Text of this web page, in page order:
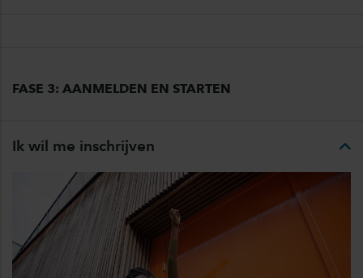
FASE 3: AANMELDEN EN STARTEN
Ik wil me inschrijven